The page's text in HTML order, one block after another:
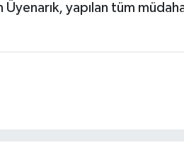
Üyenarık, yapılan tüm